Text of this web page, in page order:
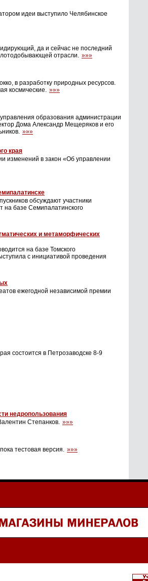
идеи выступило Челябинское
да и сейчас не последний
отрасли. »»»
в разработку природных ресурсов.
космические. »»»
образования администрации
Дома Александр Мещеряков и его
»»»
края
изменений в закон «Об управлении
обсуждают участники
на базе Семипалатинского
и метаморфических
на базе Томского
с инициативой проведения
ежегодной независимой премии
состоится в Петрозаводске 8-9
недропользования
Степанков. »»»
тестовая версия. »»»